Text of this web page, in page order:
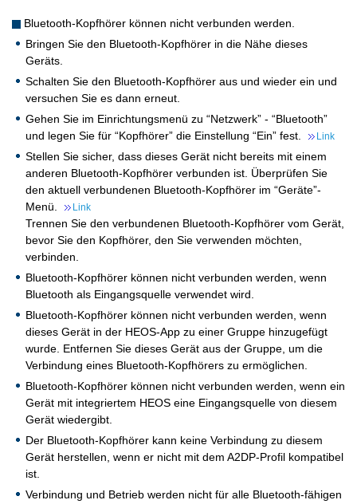
Bluetooth-Kopfhörer können nicht verbunden werden.
Bringen Sie den Bluetooth-Kopfhörer in die Nähe dieses
Geräts.
Schalten Sie den Bluetooth-Kopfhörer aus und wieder ein und
versuchen Sie es dann erneut.
Gehen Sie im Einrichtungsmenü zu “Netzwerk” - “Bluetooth”
und legen Sie für “Kopfhörer” die Einstellung “Ein” fest.
Link
Stellen Sie sicher, dass dieses Gerät nicht bereits mit einem
anderen Bluetooth-Kopfhörer verbunden ist. Überprüfen Sie
den aktuell verbundenen Bluetooth-Kopfhörer im “Geräte”-
Menü.
Link
Trennen Sie den verbundenen Bluetooth-Kopfhörer vom Gerät,
bevor Sie den Kopfhörer, den Sie verwenden möchten,
verbinden.
Bluetooth-Kopfhörer können nicht verbunden werden, wenn
Bluetooth als Eingangsquelle verwendet wird.
Bluetooth-Kopfhörer können nicht verbunden werden, wenn
dieses Gerät in der HEOS-App zu einer Gruppe hinzugefügt
wurde. Entfernen Sie dieses Gerät aus der Gruppe, um die
Verbindung eines Bluetooth-Kopfhörers zu ermöglichen.
Bluetooth-Kopfhörer können nicht verbunden werden, wenn ein
Gerät mit integriertem HEOS eine Eingangsquelle von diesem
Gerät wiedergibt.
Der Bluetooth-Kopfhörer kann keine Verbindung zu diesem
Gerät herstellen, wenn er nicht mit dem A2DP-Profil kompatibel
ist.
Verbindung und Betrieb werden nicht für alle Bluetooth-fähigen